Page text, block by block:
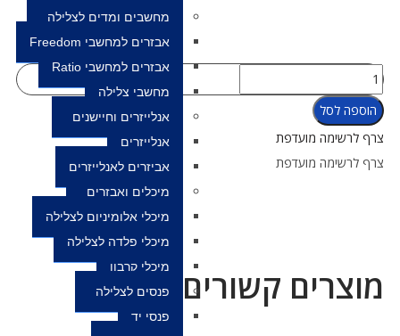
מחשבים ומדים לצלילה
אבזרים למחשבי Freedom
אבזרים למחשבי Ratio
מחשבי צלילה
אנלייזרים וחיישנים
אנלייזרים
אביזרים לאנלייזרים
מיכלים ואבזרים
מיכלי אלומיניום לצלילה
מיכלי פלדה לצלילה
מיכלי קרבון
פנסים לצלילה
פנסי יד
הוספה לסל
צרף לרשימה מועדפת
צרף לרשימה מועדפת
מוצרים קשורים